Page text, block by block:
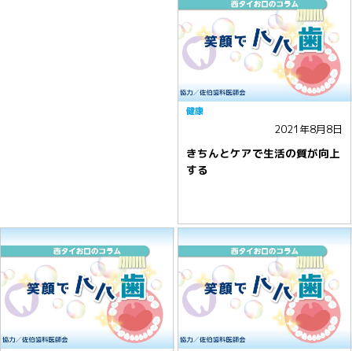
2021年8月8日
きちんとケアで生活の質が向上
する
健康